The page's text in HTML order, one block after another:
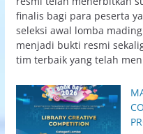
finalis bagi para peserta
seleksi awal lomba
menjadi bukti resmi
tim terbaik yang telah